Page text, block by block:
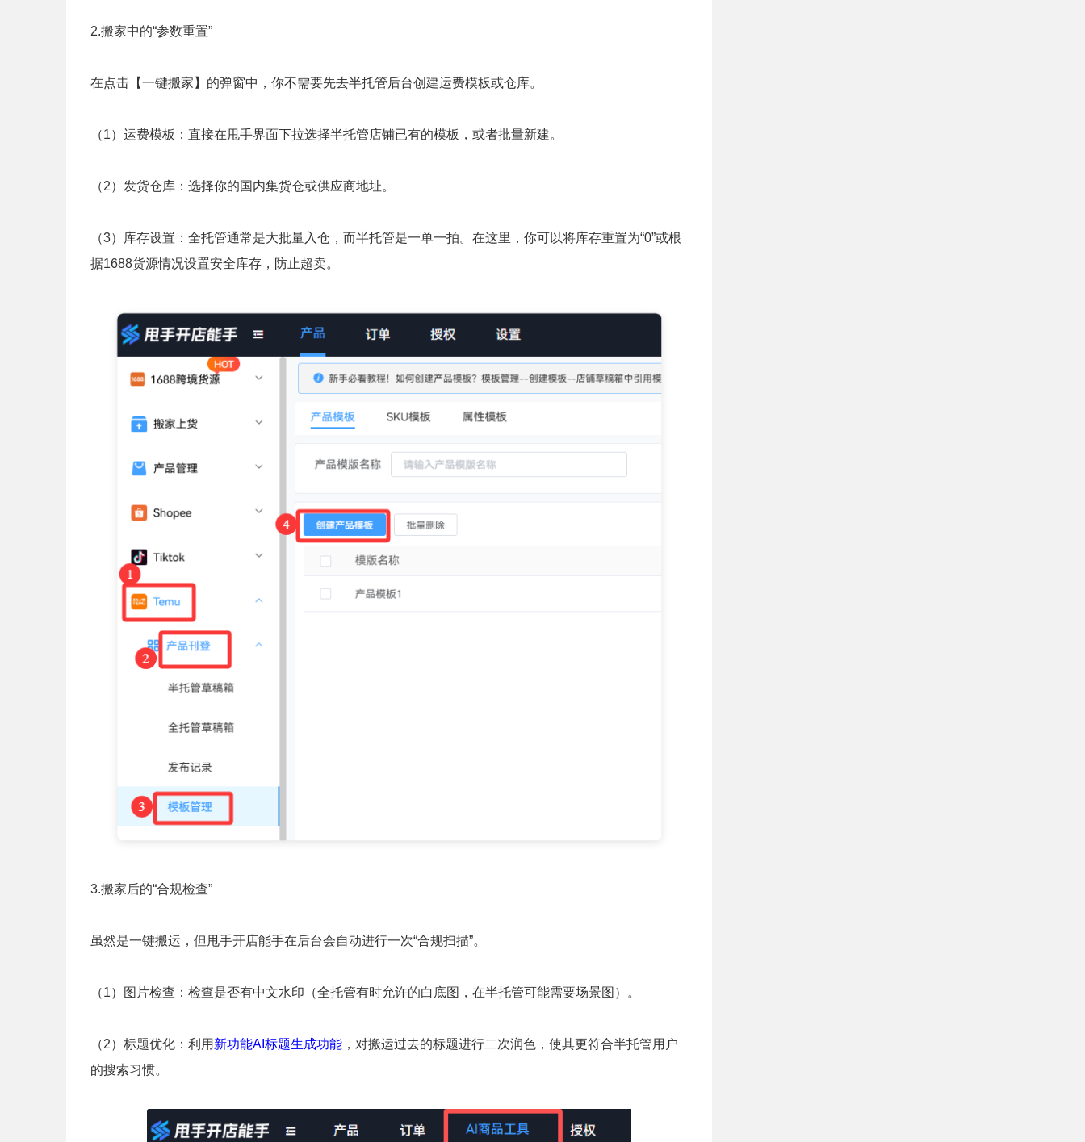
2.搬家中的“参数重置”
在点击【一键搬家】的弹窗中，你不需要先去半托管后台创建运费模板或仓库。
（1）运费模板：直接在甩手界面下拉选择半托管店铺已有的模板，或者批量新建。
（2）发货仓库：选择你的国内集货仓或供应商地址。
（3）库存设置：全托管通常是大批量入仓，而半托管是一单一拍。在这里，你可以将库存重置为“0”或根
据1688货源情况设置安全库存，防止超卖。
3.搬家后的“合规检查”
虽然是一键搬运，但甩手开店能手在后台会自动进行一次“合规扫描”。
（1）图片检查：检查是否有中文水印（全托管有时允许的白底图，在半托管可能需要场景图）。
（2）标题优化：利用 新功能AI标题生成功能 ，对搬运过去的标题进行二次润色，使其更符合半托管用户
的搜索习惯。